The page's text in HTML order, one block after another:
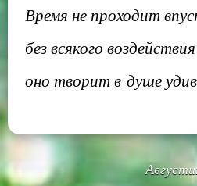
Время не проходит
без всякого
оно творит в душе